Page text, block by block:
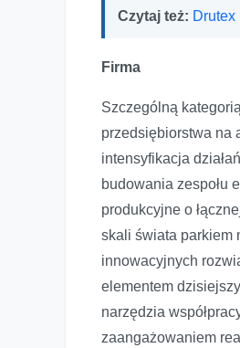
Czytaj też:
Firma
Szczególną
przedsiębiorstwa na
intensyfikacja
budowania zespołu
produkcyjne o
skali świata parkiem
innowacyjnych
elementem
narzędzia
zaangażowaniem